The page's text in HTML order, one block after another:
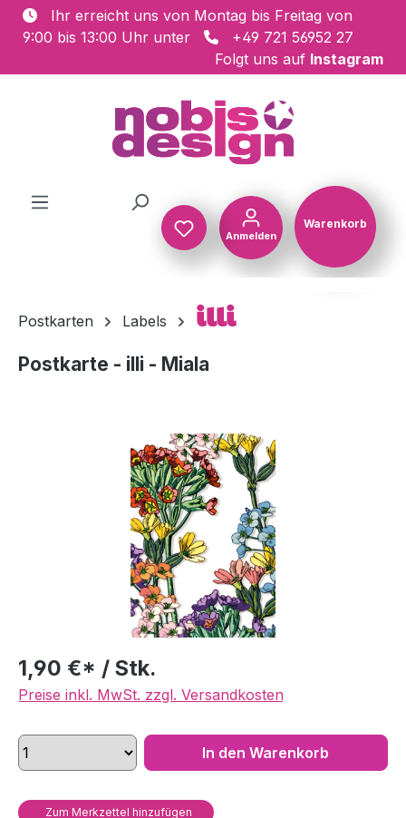
Zum Hauptinhalt springen
Ihr erreicht uns von Montag bis Freitag von
9:00 bis 13:00 Uhr unter
+49 721 56952 27
Folgt uns auf Instagram
Anmelden
Warenkorb
Postkarten Labels illi
Postkarte - illi - Miala
Bildergalerie überspringen
1,90 €* / Stk.
Preise inkl. MwSt. zzgl. Versandkosten
In den Warenkorb
Zum Merkzettel hinzufügen